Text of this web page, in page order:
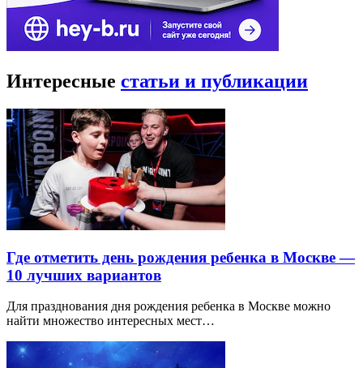
Интересные статьи и публикации
Где отметить день рождения ребенка в Москве —
10 лучших вариантов
Для празднования дня рождения ребенка в Москве можно
найти множество интересных мест…